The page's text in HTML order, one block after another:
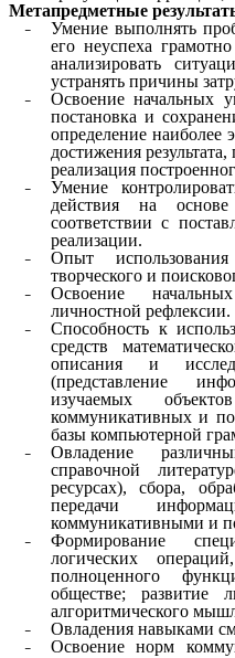
Метапредметные
Умение выполнять
его неуспеха
анализировать
устранять причины
Освоение начальных
постановка и
определение наиболее
достижения
реализация
Умение
действия на
соответствии с
реализации.
Опыт
творческого и
Освоение
личностной рефлексии.
Способность к
средств
описания и
(представление
изучаемых
коммуникативных и
базы компьютерной
Овладение
справочной
ресурсах), сбора,
передачи
коммуникативными и
Формирование
логических
полноценного
обществе; развитие
алгоритмического
Овладения навыками
Освоение норм